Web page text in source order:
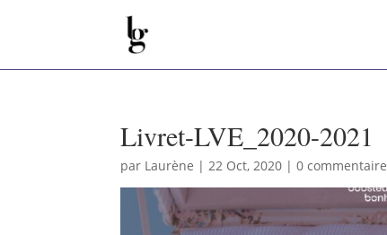
Livret-LVE_2020-2021
par Laurène |22 Oct, 2020 |0 commentaire